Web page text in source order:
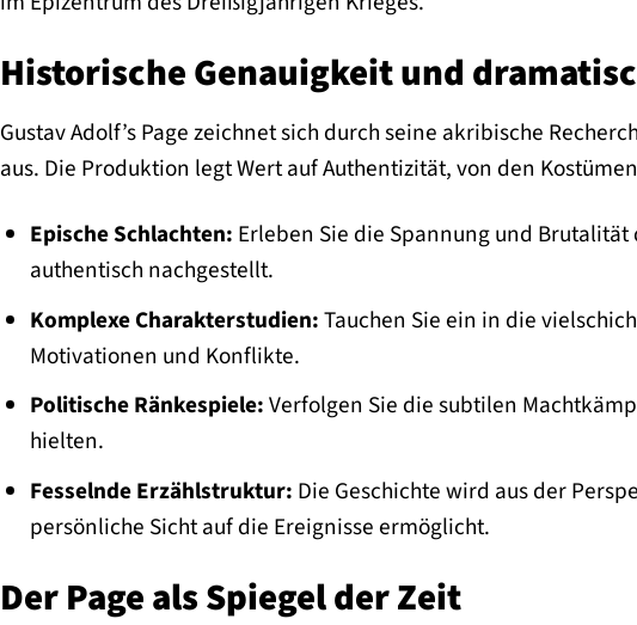
Historische Genauigkeit und
Gustav Adolf’s Page zeichnet sich durch seine akribische
aus. Die Produktion legt Wert auf Authentizität, von den
Epische Schlachten: Erleben Sie die Spannung und
authentisch nachgestellt.
Komplexe Charakterstudien:Tauchen Sie ein in die
Motivationen und Konflikte.
Politische Ränkespiele:Verfolgen Sie die subtilen
hielten.
Fesselnde Erzählstruktur: Die Geschichte wird aus der
persönliche Sicht auf die Ereignisse ermöglicht.
Der Page als Spiegel der Zeit